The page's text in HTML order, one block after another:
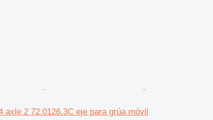
axle 2 72.0126.3C eje para grúa móvil